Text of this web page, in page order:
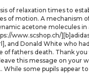
of relaxation times to
of motion. A mechanism
acetone molecules in
www.scshop.ch/
and Donald White who
of fathers death. Thank
this message on your
While some pupils appear